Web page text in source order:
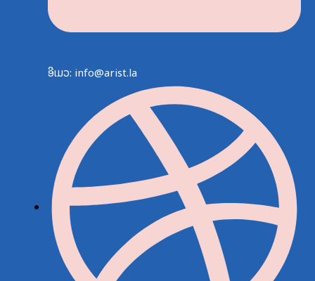
ອີເມວ: info@arist.la